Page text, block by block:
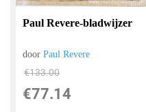
Paul Revere-bladwijzer
doorPaul Revere
€133.00
€77.14